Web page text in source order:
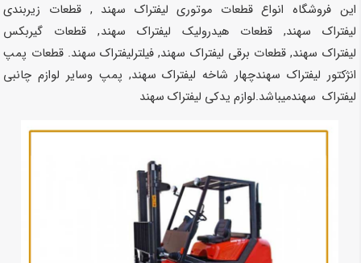
این فروشگاه انواع قطعات موتوری لیفتراک سهند , قطعات زیربندی
لیفتراک سهند, قطعات هیدرولیک لیفتراک سهند, قطعات گیربکس
لیفتراک سهند, قطعات برقی لیفتراک سهند, فیلترلیفتراک سهند. قطعات پمپ
انژکتور لیفتراک سهندچهار شاخه لیفتراک سهند, پمپ وسایر لوازم چانبی
لیفتراک سهندمیباشد.لوازم یدکی لیفتراک سهند